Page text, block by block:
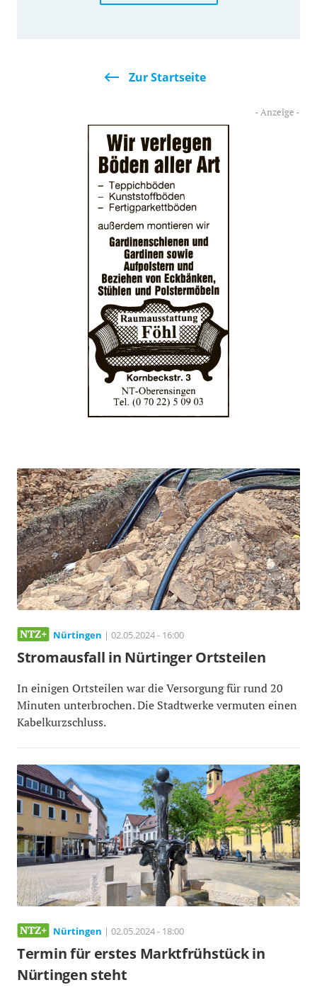
Zur Startseite
Nürtingen | 02.05.2024 - 16:00
Stromausfall in Nürtinger Ortsteilen
In einigen Ortsteilen war die Versorgung für rund 20
Minuten unterbrochen. Die Stadtwerke vermuten einen
Kabelkurzschluss.
Nürtingen | 02.05.2024 - 18:00
Termin für erstes Marktfrühstück in
Nürtingen steht